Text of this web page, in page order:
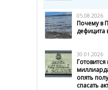
05.08.2026
Почему в
дефицита
30.01.2026
опять
спасать